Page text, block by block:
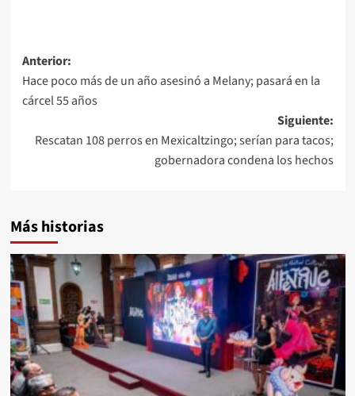
Anterior:
Hace poco más de un año asesinó a Melany; pasará en la
cárcel 55 años
Siguiente:
Rescatan 108 perros en Mexicaltzingo; serían para tacos;
gobernadora condena los hechos
Más historias